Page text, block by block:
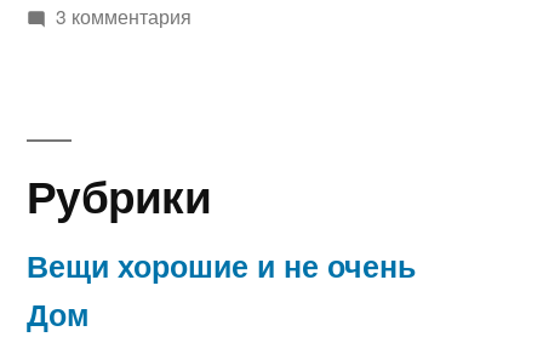
в
3 комментарияк
о
крутых
виллах
Рубрики
Вещи хорошие и не очень
Дом